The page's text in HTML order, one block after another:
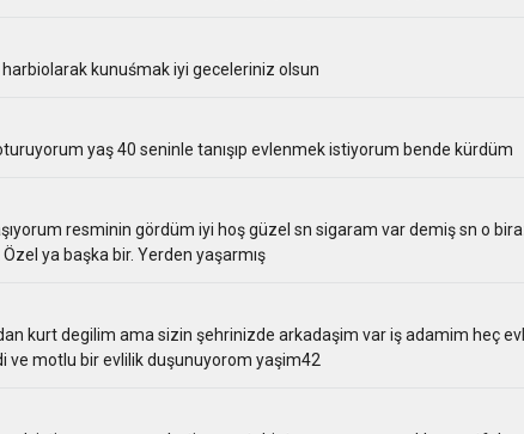
kunuśmak iyi geceleriniz olsun
yaş 40 seninle tanışıp evlenmek istiyorum bende kürdüm
resminin gördüm iyi hoş güzel sn sigaram var demiş sn o
ya başka bir. Yerden yaşarmış
kurt degilim ama sizin şehrinizde arkadaşim var iş adamim heç
ve motlu bir evlilik duşunuyorom yaşim42